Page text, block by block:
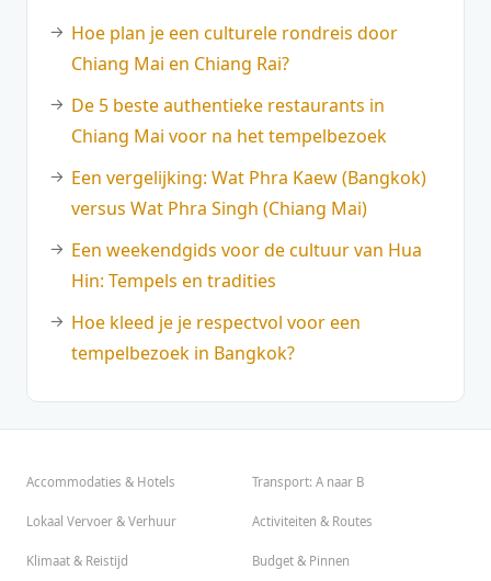
Hoe plan je een culturele rondreis door
Chiang Mai en Chiang Rai?
De 5 beste authentieke restaurants in
Chiang Mai voor na het tempelbezoek
Een vergelijking: Wat Phra Kaew (Bangkok)
versus Wat Phra Singh (Chiang Mai)
Een weekendgids voor de cultuur van Hua
Hin: Tempels en tradities
Hoe kleed je je respectvol voor een
tempelbezoek in Bangkok?
Accommodaties & Hotels Transport: A naar B
Lokaal Vervoer & Verhuur Activiteiten & Routes
Klimaat & Reistijd Budget & Pinnen